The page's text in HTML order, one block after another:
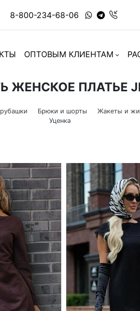
8-800-234-68-06
ОПТОВЫМ КЛИЕНТАМ
ЖЕНСКОЕ ПЛАТЬЕ
Брюки и шорты Жакеты и
Уценка